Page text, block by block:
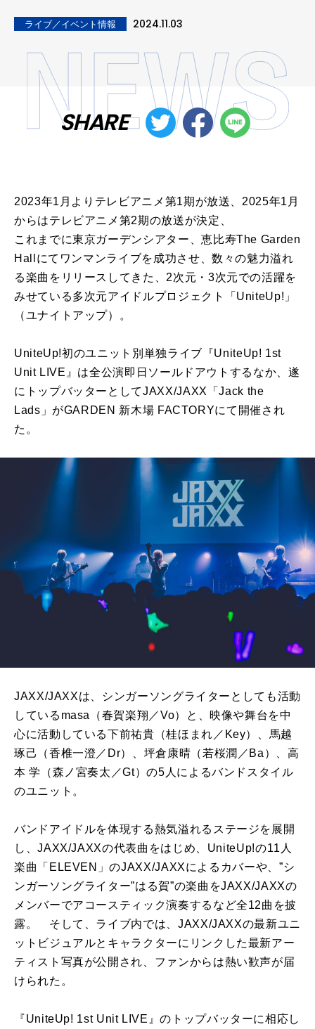
ライブ／イベント情報 2024.11.03
SHARE
2023年1月よりテレビアニメ第1期が放送、2025年1月
からはテレビアニメ第2期の放送が決定、
これまでに東京ガーデンシアター、恵比寿The Garden
Hallにてワンマンライブを成功させ、数々の魅力溢れ
る楽曲をリリースしてきた、2次元・3次元での活躍を
みせている多次元アイドルプロジェクト「UniteUp!」
（ユナイトアップ）。
UniteUp!初のユニット別単独ライブ『UniteUp! 1st
Unit LIVE』は全公演即日ソールドアウトするなか、遂
にトップバッターとしてJAXX/JAXX「Jack the
Lads」がGARDEN 新木場 FACTORYにて開催され
た。
JAXX/JAXXは、シンガーソングライターとしても活動
しているmasa（春賀楽翔／Vo）と、映像や舞台を中
心に活動している下前祐貴（桂ほまれ／Key）、馬越
琢己（香椎一澄／Dr）、坪倉康晴（若桜潤／Ba）、高
本 学（森ノ宮奏太／Gt）の5人によるバンドスタイル
のユニット。
バンドアイドルを体現する熱気溢れるステージを展開
し、JAXX/JAXXの代表曲をはじめ、UniteUp!の11人
楽曲「ELEVEN」のJAXX/JAXXによるカバーや、”シ
ンガーソングライター”はる賀”の楽曲をJAXX/JAXXの
メンバーでアコースティック演奏するなど全12曲を披
露。 そして、ライブ内では、JAXX/JAXXの最新ユニ
ットビジュアルとキャラクターにリンクした最新アー
ティスト写真が公開され、ファンからは熱い歓声が届
けられた。
『UniteUp! 1st Unit LIVE』のトップバッターに相応し